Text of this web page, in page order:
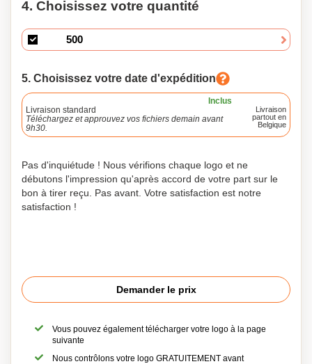
4. Choisissez votre quantité
5. Choisissez votre date d'expédition
Inclus
Livraison standard
Téléchargez et approuvez vos fichiers demain avant
9h30.
Livraison
partout en
Belgique
Pas d'inquiétude ! Nous vérifions chaque logo et ne
débutons l'impression qu'après accord de votre part sur le
bon à tirer reçu. Pas avant. Votre satisfaction est notre
satisfaction !
Demander le prix
Vous pouvez également télécharger votre logo à la page
suivante
Nous contrôlons votre logo GRATUITEMENT avant